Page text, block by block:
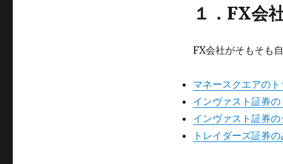
１．FX会
FX会社がそもそも
マネースクエアの
インヴァスト証券
インヴァスト証券
トレイダーズ証券